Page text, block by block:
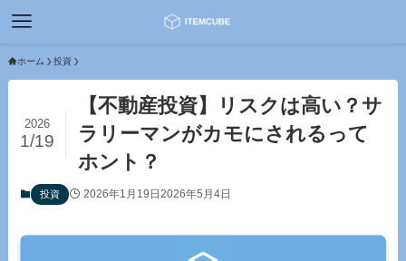
ホーム 投資
【不動産投資】リスクは高い？サ
ラリーマンがカモにされるって
ホント？
2026
1/19
投資 2026年1月19日2026年5月4日